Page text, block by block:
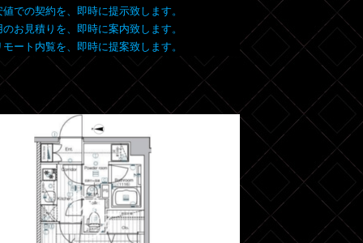
での契約を、即時に提示致します。
お見積りを、即時に案内致します。
ート内覧を、即時に提案致します。